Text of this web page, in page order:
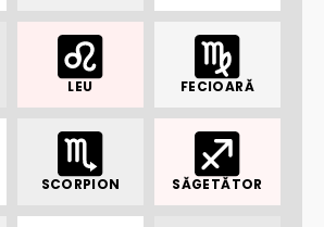
LEU FECIOARĂ
SCORPION SĂGETĂTOR